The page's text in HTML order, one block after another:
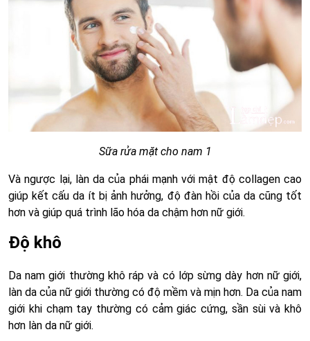
Sữa rửa mặt cho nam 1
Và ngược lại, làn da của phái mạnh với mật độ collagen cao
giúp kết cấu da ít bị ảnh hưởng, độ đàn hồi của da cũng tốt
hơn và giúp quá trình lão hóa da chậm hơn nữ giới.
Độ khô
Da nam giới thường khô ráp và có lớp sừng dày hơn nữ giới,
làn da của nữ giới thường có độ mềm và mịn hơn. Da của nam
giới khi chạm tay thường có cảm giác cứng, sần sùi và khô
hơn làn da nữ giới.